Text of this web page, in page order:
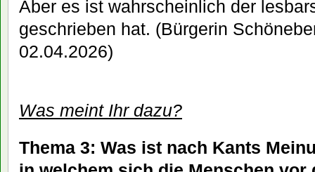
Aber es ist wahrscheinlich der
geschrieben hat. (Bürgerin
02.04.2026)
Was meint Ihr dazu?
Thema 3: Was ist nach Kants